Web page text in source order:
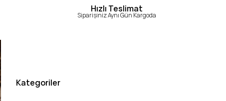
Hızlı Teslimat
Siparişiniz Aynı Gün Kargoda
Kategoriler